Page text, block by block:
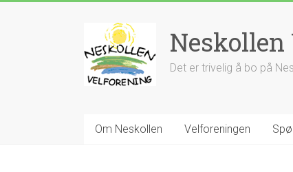
Det er trivelig å bo på
Om Neskollen Velforeningen